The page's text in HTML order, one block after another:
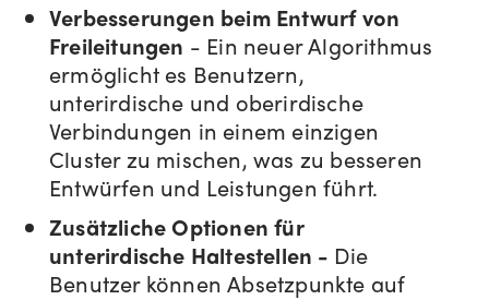
Verbesserungen beim Entwurf von
Freileitungen - Ein neuer Algorithmus
ermöglicht es Benutzern,
unterirdische und oberirdische
Verbindungen in einem einzigen
Cluster zu mischen, was zu besseren
Entwürfen und Leistungen führt.
Zusätzliche Optionen für
unterirdische Haltestellen - Die
Benutzer können Absetzpunkte auf